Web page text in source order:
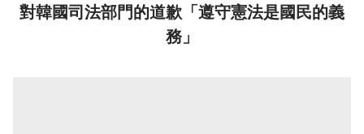
對韓國司法部門的道歉「遵守憲法是國民的義
務」